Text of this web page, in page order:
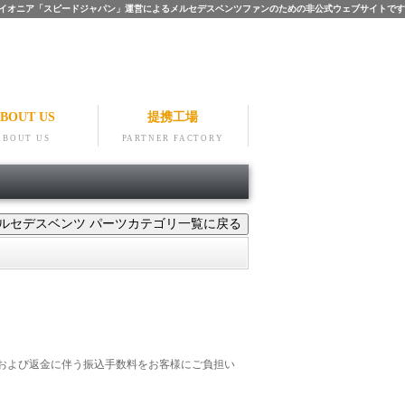
オニア「スピードジャパン」運営によるメルセデスベンツファンのための非公式ウェブサイトです
US
US
提携工場
PARTNER FACTORY
よび返金に伴う振込手数料をお客様にご負担い